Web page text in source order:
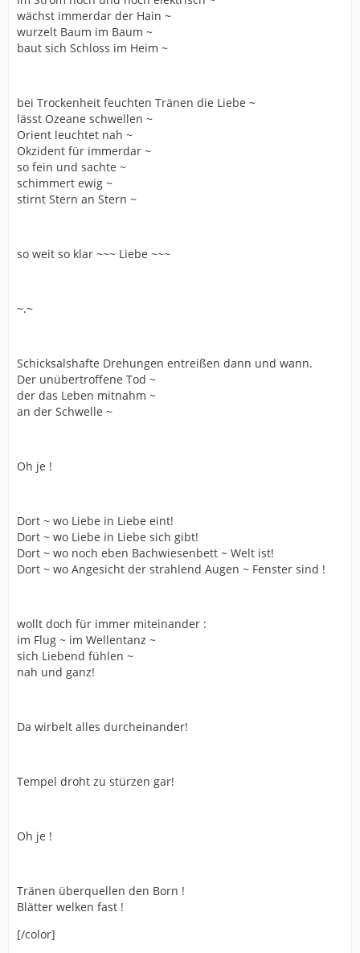
wächst immerdar der Hain ~
wurzelt Baum im Baum ~
baut sich Schloss im Heim ~
bei Trockenheit feuchten Tränen die Liebe ~
lässt Ozeane schwellen ~
Orient leuchtet nah ~
Okzident für immerdar ~
so fein und sachte ~
schimmert ewig ~
stirnt Stern an Stern ~
so weit so klar ~~~ Liebe ~~~
~.~
Schicksalshafte Drehungen entreißen dann und wann.
Der unübertroffene Tod ~
der das Leben mitnahm ~
an der Schwelle ~
Oh je !
Dort ~ wo Liebe in Liebe eint!
Dort ~ wo Liebe in Liebe sich gibt!
Dort ~ wo noch eben Bachwiesenbett ~ Welt ist!
Dort ~ wo Angesicht der strahlend Augen ~ Fenster sind !
wollt doch für immer miteinander :
im Flug ~ im Wellentanz ~
sich Liebend fühlen ~
nah und ganz!
Da wirbelt alles durcheinander!
Tempel droht zu stürzen gar!
Oh je !
Tränen überquellen den Born !
Blätter welken fast !
[/color]